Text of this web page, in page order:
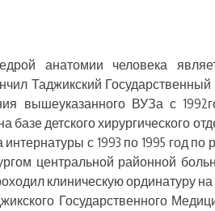
анатомии человека
Таджикский
вышеуказанного ВУЗа с
базе детского хирургического
с 1993 по 1995 год
центральной районной
клиническую ординатуру
Государственного